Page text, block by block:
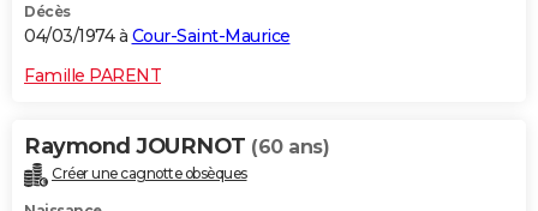
Décès
04/03/1974 à Cour-Saint-Maurice
Famille PARENT
Raymond JOURNOT (60 ans)
Créer une cagnotte obsèques